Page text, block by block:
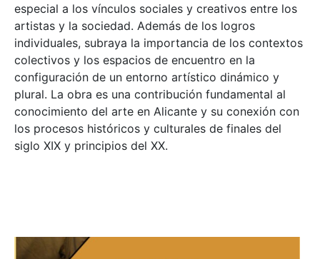
especial a los vínculos sociales y creativos entre los
artistas y la sociedad. Además de los logros
individuales, subraya la importancia de los contextos
colectivos y los espacios de encuentro en la
configuración de un entorno artístico dinámico y
plural. La obra es una contribución fundamental al
conocimiento del arte en Alicante y su conexión con
los procesos históricos y culturales de finales del
siglo XIX y principios del XX.